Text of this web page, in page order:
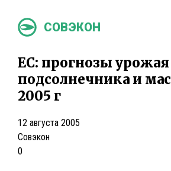
СОВЭКОН
ЕС: прогнозы урожая
подсолнечника и
2005 г
12 августа 2005
Совэкон
0